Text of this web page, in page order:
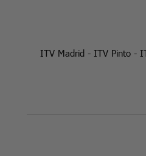
ITV Madrid- ITV Pinto-